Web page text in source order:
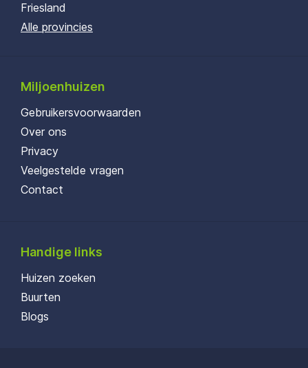
Friesland
Alle provincies
Miljoenhuizen
Gebruikersvoorwaarden
Over ons
Privacy
Veelgestelde vragen
Contact
Handige links
Huizen zoeken
Buurten
Blogs